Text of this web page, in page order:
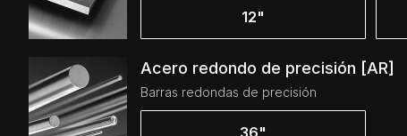
12"
Acero redondo de precisión [AR]
Barras redondas de precisión
36"